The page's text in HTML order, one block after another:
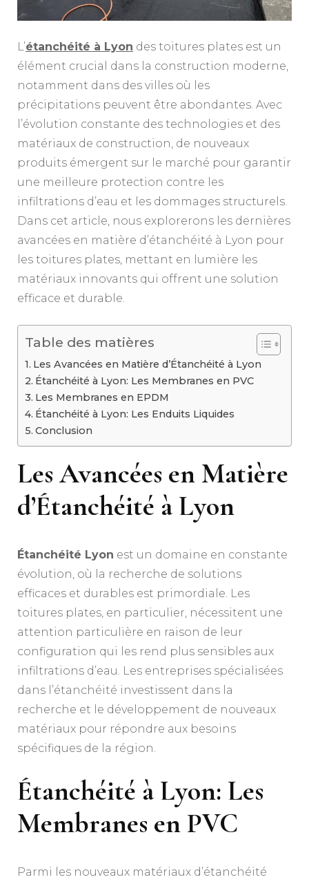
L’étanchéité à Lyon des toitures plates est un
élément crucial dans la construction moderne,
notamment dans des villes où les
précipitations peuvent être abondantes. Avec
l’évolution constante des technologies et des
matériaux de construction, de nouveaux
produits émergent sur le marché pour garantir
une meilleure protection contre les
infiltrations d’eau et les dommages structurels.
Dans cet article, nous explorerons les dernières
avancées en matière d’étanchéité à Lyon pour
les toitures plates, mettant en lumière les
matériaux innovants qui offrent une solution
efficace et durable.
Table des matières
Les Avancées en Matière d’Étanchéité à Lyon
Étanchéité à Lyon: Les Membranes en PVC
Les Membranes en EPDM
Étanchéité à Lyon: Les Enduits Liquides
Conclusion
Les Avancées en Matière
d’Étanchéité à Lyon
Étanchéité Lyon est un domaine en constante
évolution, où la recherche de solutions
efficaces et durables est primordiale. Les
toitures plates, en particulier, nécessitent une
attention particulière en raison de leur
configuration qui les rend plus sensibles aux
infiltrations d’eau. Les entreprises spécialisées
dans l’étanchéité investissent dans la
recherche et le développement de nouveaux
matériaux pour répondre aux besoins
spécifiques de la région.
Étanchéité à Lyon: Les
Membranes en PVC
Parmi les nouveaux matériaux d’étanchéité